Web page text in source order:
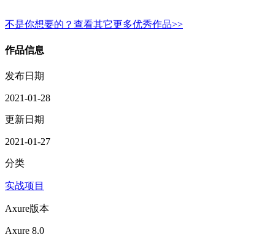
不是你想要的？查看其它更多优秀作品>>
作品信息
发布日期
2021-01-28
更新日期
2021-01-27
分类
实战项目
Axure版本
Axure 8.0